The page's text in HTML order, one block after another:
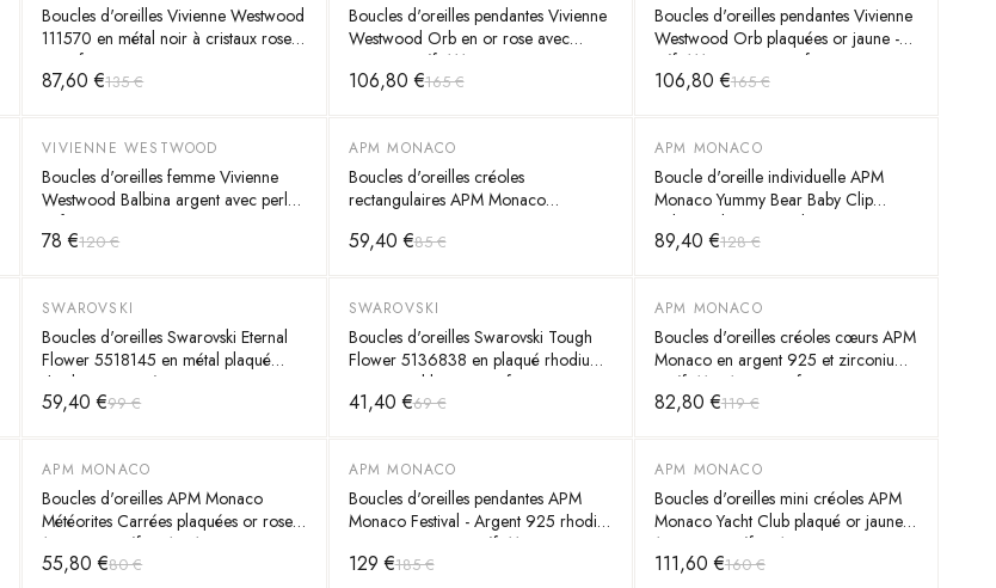
Boucles d'oreilles Vivienne Westwood
111570 en métal noir à cristaux roses
pour femme
87,60 €135 €
Boucles d'oreilles pendantes Vivienne
Westwood Orb en or rose avec
cristaux - Réf. 111498P
106,80 €165 €
Boucles d'oreilles pendantes Vivienne
Westwood Orb plaquées or jaune -
Réf. 111496G - Pour femme
106,80 €165 €
-35%
VIVIENNE WESTWOOD
Boucles d'oreilles femme Vivienne
Westwood Balbina argent avec perle -
Réf. 109817
78 €120 €
-30%
APM MONACO
Boucles d'oreilles créoles
rectangulaires APM Monaco
blanc - Réf. AE13240OX
59,40 €85 €
-30%
APM MONACO
Boucle d'oreille individuelle APM
Monaco Yummy Bear Baby Clip
Valentin plaqué or 18k -
YE13983XRVPL
89,40 €128 €
-40%
SWAROVSKI
Boucles d'oreilles Swarovski Eternal
Flower 5518145 en métal plaqué
rhodium argenté avec cristaux pour
femme
59,40 €99 €
-40%
SWAROVSKI
Boucles d'oreilles Swarovski Tough
Flower 5136838 en plaqué rhodium
et cristaux blancs pour femme
41,40 €69 €
-30%
APM MONACO
Boucles d'oreilles créoles cœurs APM
Monaco en argent 925 et zirconiums
- Réf. 112217 - Pour femme
82,80 €119 €
-30%
APM MONACO
Boucles d'oreilles APM Monaco
Météorites Carrées plaquées or rose
18 carats - Réf. PE15814OX
55,80 €80 €
-30%
APM MONACO
Boucles d'oreilles pendantes APM
Monaco Festival - Argent 925 rhodié
avec zirconiums - Réf. 112222
129 €185 €
-30%
APM MONACO
Boucles d'oreilles mini créoles APM
Monaco Yacht Club plaqué or jaune
18 carats - Réf. YE15769OX
111,60 €160 €